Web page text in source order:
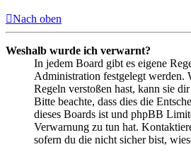
Nach oben
Weshalb wurde ich verwarnt?
In jedem Board gibt es eigene
Administration festgelegt werden.
Regeln verstoßen hast, kann sie
Bitte beachte, dass dies die
dieses Boards ist und phpBB
Verwarnung zu tun hat.
sofern du die nicht sicher bist,